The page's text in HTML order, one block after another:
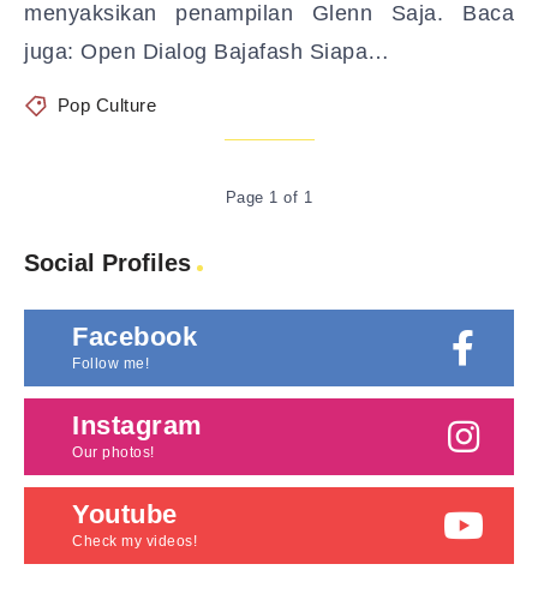
menyaksikan penampilan Glenn Saja. Baca
juga: Open Dialog Bajafash Siapa…
Pop Culture
Page 1 of 1
Social Profiles
Facebook
Follow me!
Instagram
Our photos!
Youtube
Check my videos!